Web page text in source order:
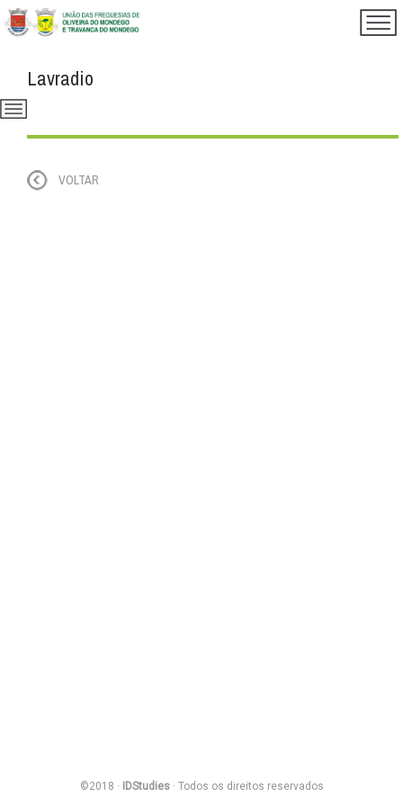
Lavradio
VOLTAR
©2018 · IDStudies· Todos os direitos reservados